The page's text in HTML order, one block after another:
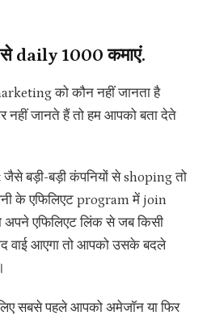
से daily ₹1000 कमाएं.
को कौन नहीं जानता है
नहीं जानते हैं तो हम आपको बता देते
बड़ी-बड़ी कंपनियों से shoping तो
के एफिलिएट program में join
एफिलिएट लिंक से जब किसी
वाई आएगा तो आपको उसके बदले
सबसे पहले आपको अमेजॉन या फिर